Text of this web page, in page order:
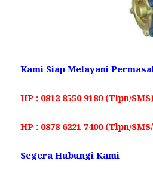
Kami Siap Melayani
HP : 0812 8550 9180 (Tlpn/
HP : 0878 6221 7400 (Tlpn/
Segera Hubungi Kami